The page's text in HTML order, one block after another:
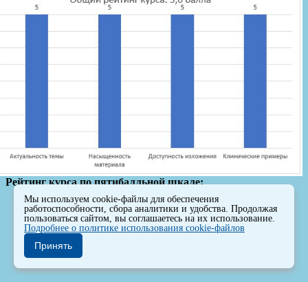
Рейтинг курса по пятибалльной шкале:
Актуальность – 5,0
Насыщенность материала – 5,0
Доступность – 5,0
Клинические примеры – 5,0
Мы используем cookie-файлы для обеспечения
работоспособности, сбора аналитики и удобства. Продолжая
пользоваться сайтом, вы соглашаетесь на их использование.
Подробнее о политике использования cookie-файлов
Принять